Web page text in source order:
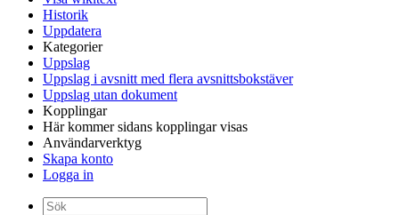
Historik
Uppdatera
Kategorier
Uppslag
Uppslag i avsnitt med flera avsnittsbokstäver
Uppslag utan dokument
Kopplingar
Här kommer sidans kopplingar visas
Användarverktyg
Skapa konto
Logga in